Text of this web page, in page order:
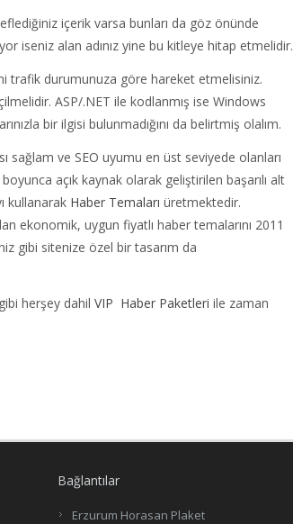
içerik varsa bunları da göz önünde
iseniz alan adınız yine bu kitleye hitap etmelidir.
trafik durumunuza göre hareket etmelisiniz.
ASP/.NET ile kodlanmış ise Windows
bir ilgisi bulunmadığını da belirtmiş olalım.
sağlam ve SEO uyumu en üst seviyede olanları
boyunca açık kaynak olarak geliştirilen başarılı alt
kullanarak Haber Temaları üretmektedir.
ekonomik, uygun fiyatlı haber temalarını 2011
gibi sitenize özel bir tasarım da
herşey dahil VIP Haber Paketleri ile zaman
Bağlantılar
Erzurum Horasan Plaket